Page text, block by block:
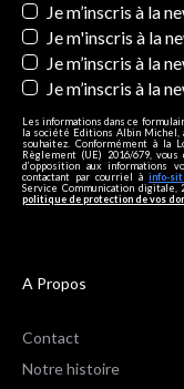
Newsletters
Je m’inscris à la
Je m'inscris à la
Je m’inscris à la
Je m’inscris à la
Les informations dans ce
la société Editions Albin
souhaitez. Conformément à la
Règlement (UE) 2016/679,
d’opposition aux informations
contactant par courriel à info-
Service Communication digitale,
politique de protection de vos
A Propos
Contact
Notre histoire